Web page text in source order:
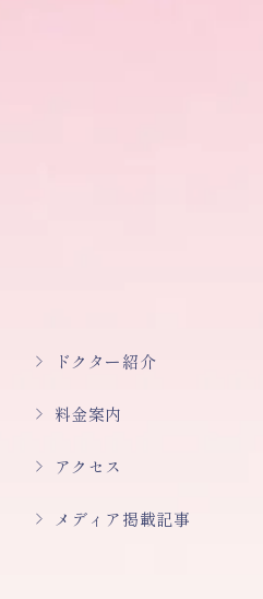
ドクター紹介
料金案内
アクセス
メディア掲載記事